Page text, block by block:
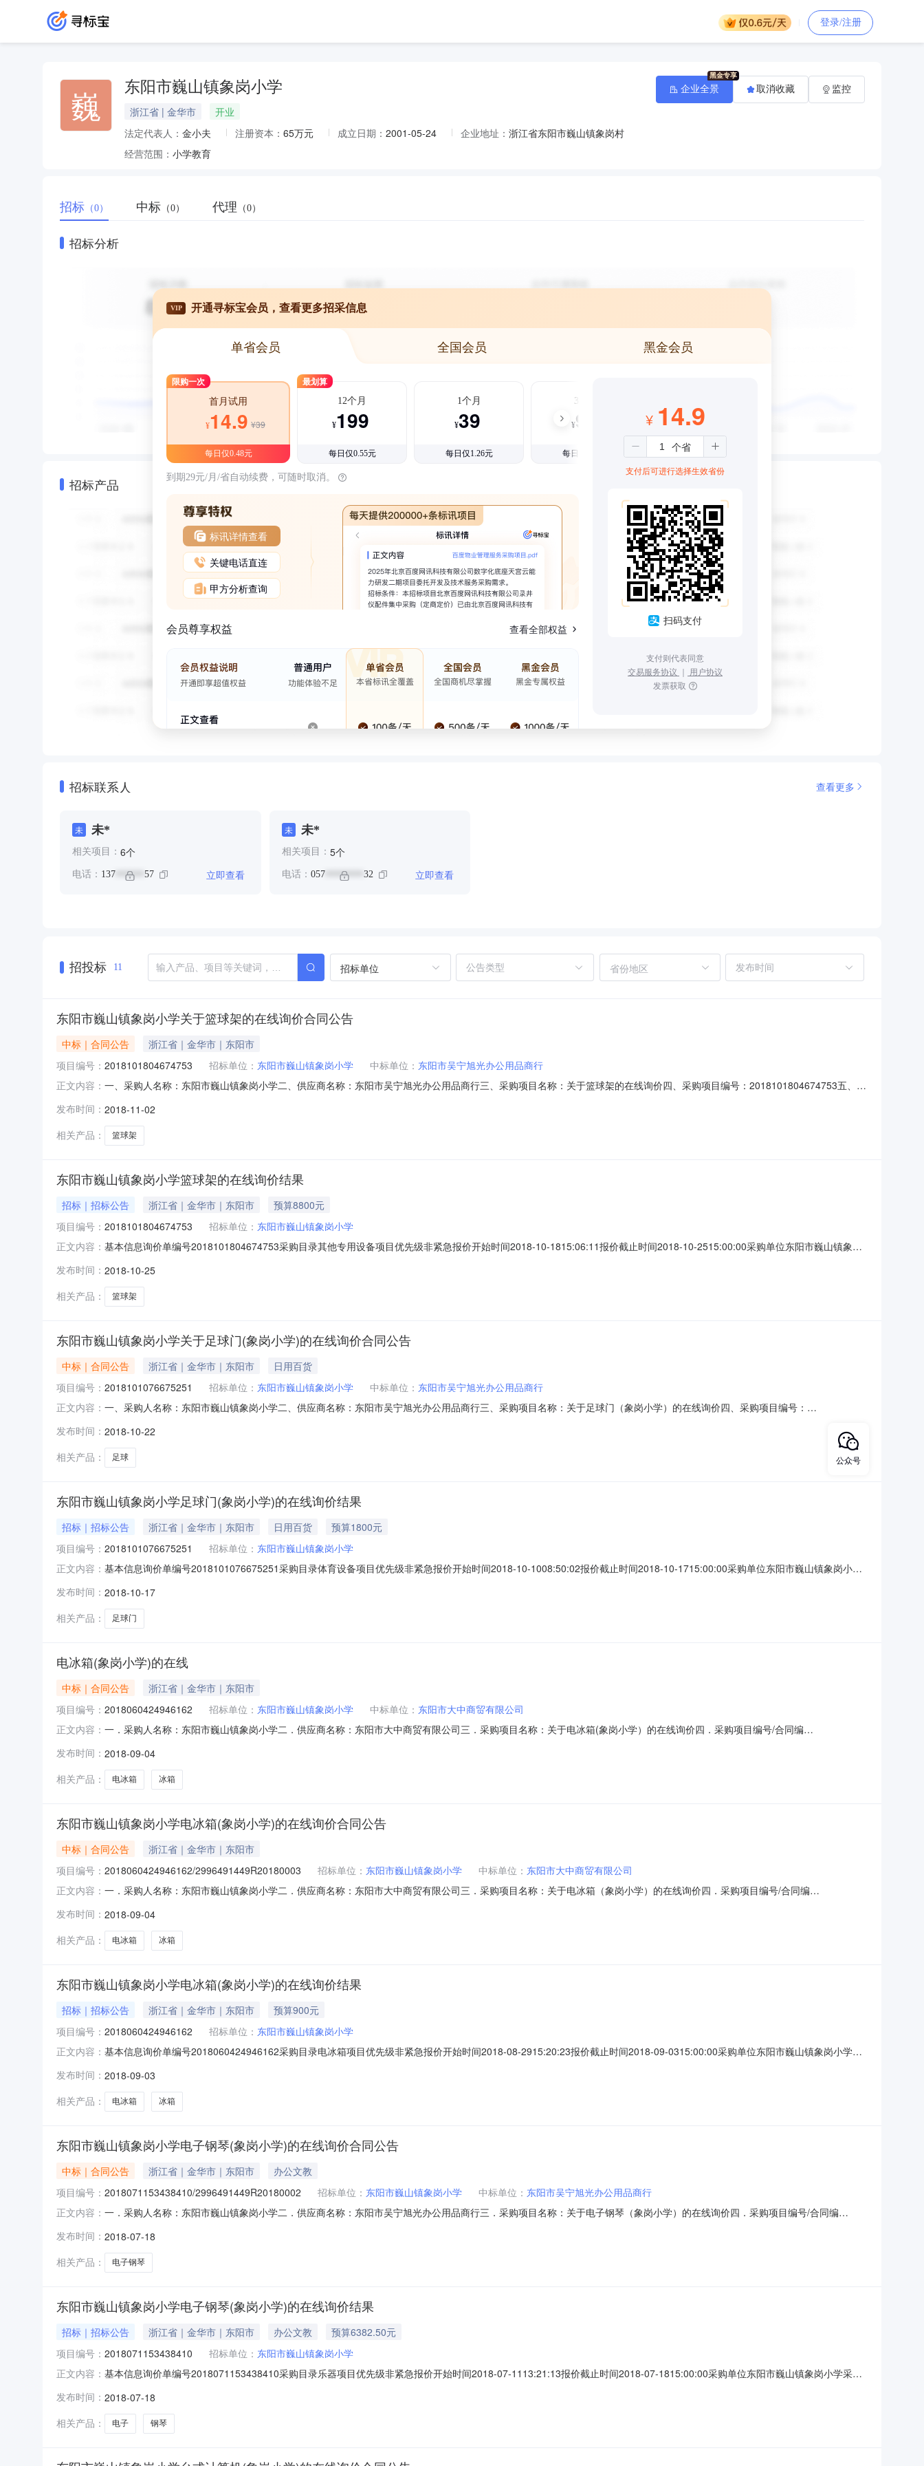
登录/注册
巍 东阳市巍山镇象岗小学
浙江省 | 金华市
开业
法定代表人： 金小夫 注册资本： 65万元 成立日期： 2001-05-24 企业地址： 浙江省东阳市巍山镇象岗村
经营范围： 小学教育
企业全景 取消收藏 监控
招标 （0） 中标 （0） 代理 （0）
招标分析
招标产品
VIP 开通寻标宝会员，查看更多招采信息
单省会员 全国会员 黑金会员
限购一次
首月试用
¥14.9 ¥39
每日仅0.48元
最划算
12个月
¥199
每日仅0.55元
1个月
¥39
每日仅1.26元
3个月
¥99
每日仅1.08元
到期29元/月/省自动续费，可随时取消。
标讯详情查看
关键电话直连
甲方分析查询
会员尊享权益 查看全部权益
¥ 14.9
支付后可进行选择生效省份
扫码支付
支付则代表同意
交易服务协议 ｜ 用户协议
发票获取
招标联系人 查看更多
未 未*
相关项目： 6个
电话： 137 ****** 57 立即查看
未 未*
相关项目： 5个
电话： 057 ******** 32 立即查看
招投标 11 招标单位 省份地区
东阳市巍山镇象岗小学关于篮球架的在线询价合同公告
中标｜合同公告
浙江省｜金华市｜东阳市
项目编号： 2018101804674753 招标单位： 东阳市巍山镇象岗小学 中标单位： 东阳市吴宁旭光办公用品商行
正文内容： 一、采购人名称：东阳市巍山镇象岗小学二、供应商名称：东阳市吴宁旭光办公用品商行三、采购项目名称：关于篮球架的在线询价四、采购项目编号：2018101804674753五、合
本概况：七、其它事项：八、联系方式1、采购人名称：东阳市巍山镇象岗小学联系人：超级机构管理员联系电话：13750943057传真：地址：东阳市巍山镇象岗村
发布时间： 2018-11-02
相关产品：
篮球架
东阳市巍山镇象岗小学篮球架的在线询价结果
招标｜招标公告 浙江省｜金华市｜东阳市
预算8800元
项目编号： 2018101804674753 招标单位： 东阳市巍山镇象岗小学
正文内容： 基本信息询价单编号2018101804674753采购目录其他专用设备项目优先级非紧急报价开始时间2018-10-1815:06:11报价截止时间2018-10-2515:00:00采购单位东阳市巍山镇象岗
低到高排序，以'最低报价'原则推荐出成交供应商，报价相同的以报价时间优先。供应商要求供应商规模要求中型企业，小型企业，微型企业供应商资格
发布时间： 2018-10-25
相关产品：
篮球架
东阳市巍山镇象岗小学关于足球门(象岗小学)的在线询价合同公告
中标｜合同公告 浙江省｜金华市｜东阳市
日用百货
项目编号： 2018101076675251 招标单位： 东阳市巍山镇象岗小学 中标单位： 东阳市吴宁旭光办公用品商行
正文内容： 一、采购人名称：东阳市巍山镇象岗小学二、供应商名称：东阳市吴宁旭光办公用品商行三、采购项目名称：关于足球门（象岗小学）的在线询价四、采购项目编号：
要求或标的基本概况：七、其它事项：八、联系方式1、采购人名称：东阳市巍山镇象岗小学联系人：超级机构管理员联系电话：13750943057传真：地址：东阳市巍山镇象岗村1
号2
发布时间： 2018-10-22
相关产品：
足球
东阳市巍山镇象岗小学足球门(象岗小学)的在线询价结果
招标｜招标公告 浙江省｜金华市｜东阳市 日用百货
预算1800元
项目编号： 2018101076675251 招标单位： 东阳市巍山镇象岗小学
正文内容： 基本信息询价单编号2018101076675251采购目录体育设备项目优先级非紧急报价开始时间2018-10-1008:50:02报价截止时间2018-10-1715:00:00采购单位东阳市巍山镇象岗小学
高排序，以'最低报价'原则推荐出成交供应商，报价相同的以报价时间优先。供应商要求供应商规模要求中型企业，小型企业，微型企业供应商资格要求
发布时间： 2018-10-17
相关产品：
足球门
电冰箱(象岗小学)的在线
中标｜合同公告
浙江省｜金华市｜东阳市
项目编号： 2018060424946162 招标单位： 东阳市巍山镇象岗小学 中标单位： 东阳市大中商贸有限公司
正文内容： 一．采购人名称：东阳市巍山镇象岗小学二．供应商名称：东阳市大中商贸有限公司三．采购项目名称：关于电冰箱(象岗小学）的在线询价四．采购项目编号/合同编
\服务要求或标的基本概况：详见附件中合同文件六．其它事项：七．采购人、代理机构、监管部门联系方式（必填）1、采购人名称：东阳市巍山镇象岗小学联系人：超级机构管
发布时间： 2018-09-04
相关产品：
电冰箱 冰箱
东阳市巍山镇象岗小学电冰箱(象岗小学)的在线询价合同公告
中标｜合同公告
浙江省｜金华市｜东阳市
项目编号： 2018060424946162/2996491449R20180003 招标单位： 东阳市巍山镇象岗小学 中标单位： 东阳市大中商贸有限公司
正文内容： 一．采购人名称：东阳市巍山镇象岗小学二．供应商名称：东阳市大中商贸有限公司三．采购项目名称：关于电冰箱（象岗小学）的在线询价四．采购项目编号/合同编
\服务要求或标的基本概况：详见附件中合同文件六．其它事项：七．采购人、代理机构、监管部门联系方式（必填）1、采购人名称：东阳市巍山镇象岗小学联系人：超级机构管
发布时间： 2018-09-04
相关产品：
电冰箱 冰箱
东阳市巍山镇象岗小学电冰箱(象岗小学)的在线询价结果
招标｜招标公告 浙江省｜金华市｜东阳市
预算900元
项目编号： 2018060424946162 招标单位： 东阳市巍山镇象岗小学
正文内容： 基本信息询价单编号2018060424946162采购目录电冰箱项目优先级非紧急报价开始时间2018-08-2915:20:23报价截止时间2018-09-0315:00:00采购单位东阳市巍山镇象岗小学采
统对所有参与供应商按照报价由低到高排序，以'最低报价'原则推荐出成交供应商，报价相同的以报价时间优先。供应商要求供应商规
发布时间： 2018-09-03
相关产品：
电冰箱 冰箱
东阳市巍山镇象岗小学电子钢琴(象岗小学)的在线询价合同公告
中标｜合同公告 浙江省｜金华市｜东阳市
办公文教
项目编号： 2018071153438410/2996491449R20180002 招标单位： 东阳市巍山镇象岗小学 中标单位： 东阳市吴宁旭光办公用品商行
正文内容： 一．采购人名称：东阳市巍山镇象岗小学二．供应商名称：东阳市吴宁旭光办公用品商行三．采购项目名称：关于电子钢琴（象岗小学）的在线询价四．采购项目编号/合同编
的基本概况：详见附件中合同文件六．其它事项：七．采购人、代理机构、监管部门联系方式（必填）1、采购人名称：东阳市巍山镇象岗小学联系人：超级机构管理员联系电
发布时间： 2018-07-18
相关产品：
电子钢琴
东阳市巍山镇象岗小学电子钢琴(象岗小学)的在线询价结果
招标｜招标公告 浙江省｜金华市｜东阳市 办公文教
预算6382.50元
项目编号： 2018071153438410 招标单位： 东阳市巍山镇象岗小学
正文内容： 基本信息询价单编号2018071153438410采购目录乐器项目优先级非紧急报价开始时间2018-07-1113:21:13报价截止时间2018-07-1815:00:00采购单位东阳市巍山镇象岗小学采购
序，以'最低报价'原则推荐出成交供应商，报价相同的以报价时间优先。供应商要求供应商规模要求供应商资格要求基本要求：符合《中华人民共和国政
发布时间： 2018-07-18
相关产品：
电子 钢琴
公众号